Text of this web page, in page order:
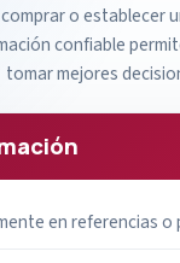
o establecer
confiable
tomar mejores
en referencias o